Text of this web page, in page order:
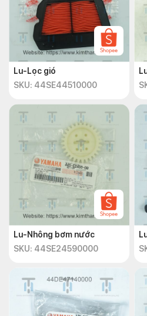
Lu-Lọc gió
SKU: 44SE44510000
Lu-Nhông bơm nước
SKU: 44SE24590000